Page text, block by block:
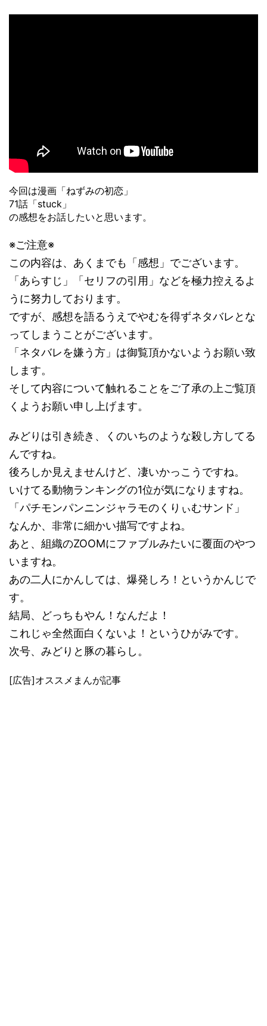
今回は漫画「ねずみの初恋」
71話「stuck」
の感想をお話したいと思います。
※ご注意※
この内容は、あくまでも「感想」でございます。
「あらすじ」「セリフの引用」などを極力控えるよ
うに努力しております。
ですが、感想を語るうえでやむを得ずネタバレとな
ってしまうことがございます。
「ネタバレを嫌う方」は御覧頂かないようお願い致
します。
そして内容について触れることをご了承の上ご覧頂
くようお願い申し上げます。
みどりは引き続き、くのいちのような殺し方してる
んですね。
後ろしか見えませんけど、凄いかっこうですね。
いけてる動物ランキングの1位が気になりますね。
「パチモンパンニンジャラモのくりぃむサンド」
なんか、非常に細かい描写ですよね。
あと、組織のZOOMにファブルみたいに覆面のやつ
いますね。
あの二人にかんしては、爆発しろ！というかんじで
す。
結局、どっちもやん！なんだよ！
これじゃ全然面白くないよ！というひがみです。
次号、みどりと豚の暮らし。
[広告]オススメまんが記事